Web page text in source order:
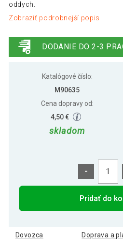
oddych.
Zobraziť podrobnejší popis
DODANIE DO 2-3
Katalógové číslo:
M90635
Cena dopravy od:
4,50 €
skladom
-
Pridať do
Dovozca Doprava a